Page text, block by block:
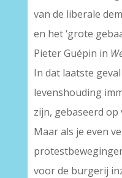
van de liberale
en het ‘grote
Pieter Guépin in
In dat laatste
levenshouding
zijn, gebaseerd
Maar als je even
voor de burgerij